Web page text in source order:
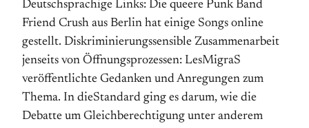
Deutschsprachige Links: Die queere Punk Band
Friend Crush aus Berlin hat einige Songs online
gestellt. Diskriminierungssensible Zusammenarbeit
jenseits von Öffnungsprozessen: LesMigraS
veröffentlichte Gedanken und Anregungen zum
Thema. In dieStandard ging es darum, wie die
Debatte um Gleichberechtigung unter anderem